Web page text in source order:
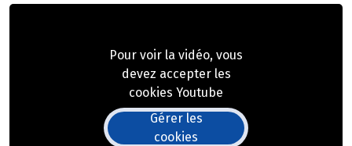
Pour voir la vidéo, vous
devez accepter les
cookies Youtube
Gérer les
cookies